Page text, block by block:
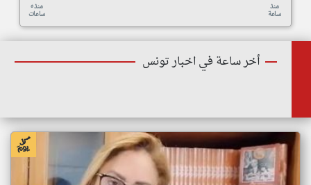
منذ ٥
ساعات
منذ
ساعة
أخر ساعة في اخبار تونس